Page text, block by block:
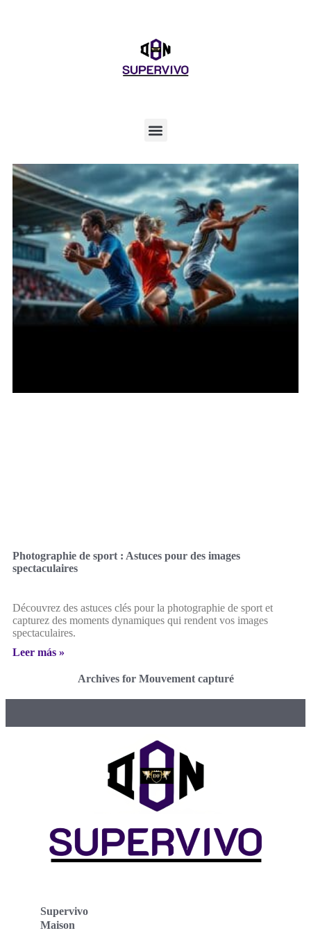
Photographie de sport : Astuces pour des images
spectaculaires
Découvrez des astuces clés pour la photographie de sport et
capturez des moments dynamiques qui rendent vos images
spectaculaires.
Leer más »
Archives for Mouvement capturé
Supervivo
Maison